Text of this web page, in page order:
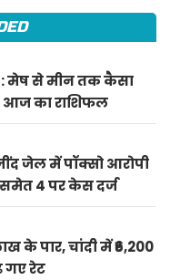
मेष से मीन तक कैसा
आज का राशिफल
जेल में पॉक्सो आरोपी
समेत 4 पर केस दर्ज
के पार, चांदी में ₹6,200
गए रेट